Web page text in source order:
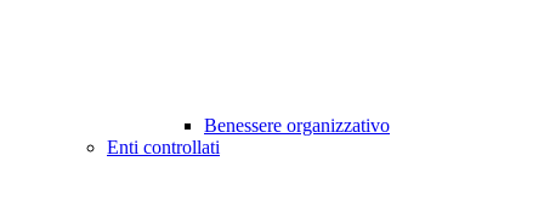
Benessere organizzativo
Enti controllati